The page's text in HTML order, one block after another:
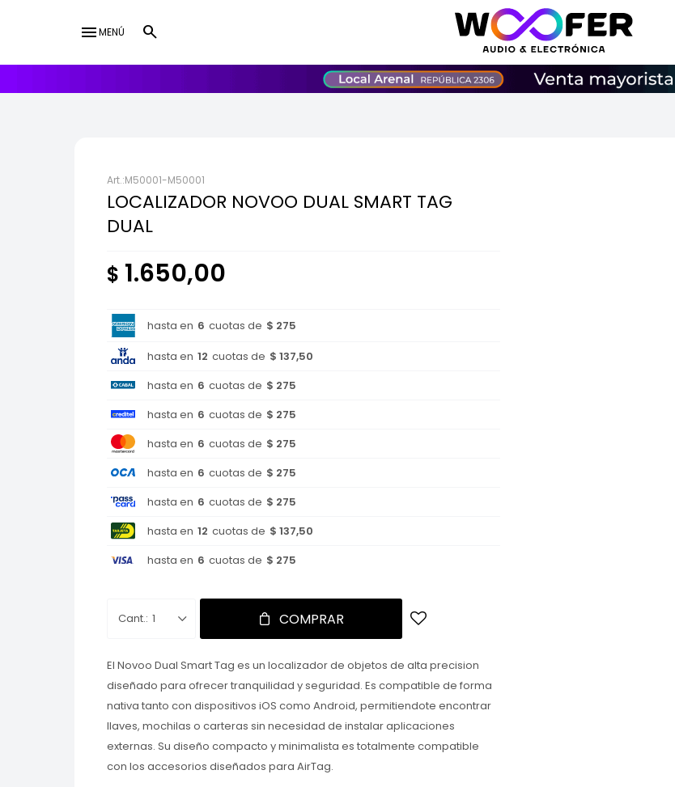
menuMENÚ
M50001-M50001
LOCALIZADOR NOVOO DUAL SMART TAG
DUAL
$ 1.650,00
hasta en 6 cuotas de $ 275
hasta en 12 cuotas de $ 137,50
hasta en 6 cuotas de $ 275
hasta en 6 cuotas de $ 275
hasta en 6 cuotas de $ 275
hasta en 6 cuotas de $ 275
hasta en 6 cuotas de $ 275
hasta en 12 cuotas de $ 137,50
hasta en 6 cuotas de $ 275
1 COMPRAR
El Novoo Dual Smart Tag es un localizador de objetos de alta precision
diseñado para ofrecer tranquilidad y seguridad. Es compatible de forma
nativa tanto con dispositivos iOS como Android, permitiendote encontrar
llaves, mochilas o carteras sin necesidad de instalar aplicaciones
externas. Su diseño compacto y minimalista es totalmente compatible
con los accesorios diseñados para AirTag.